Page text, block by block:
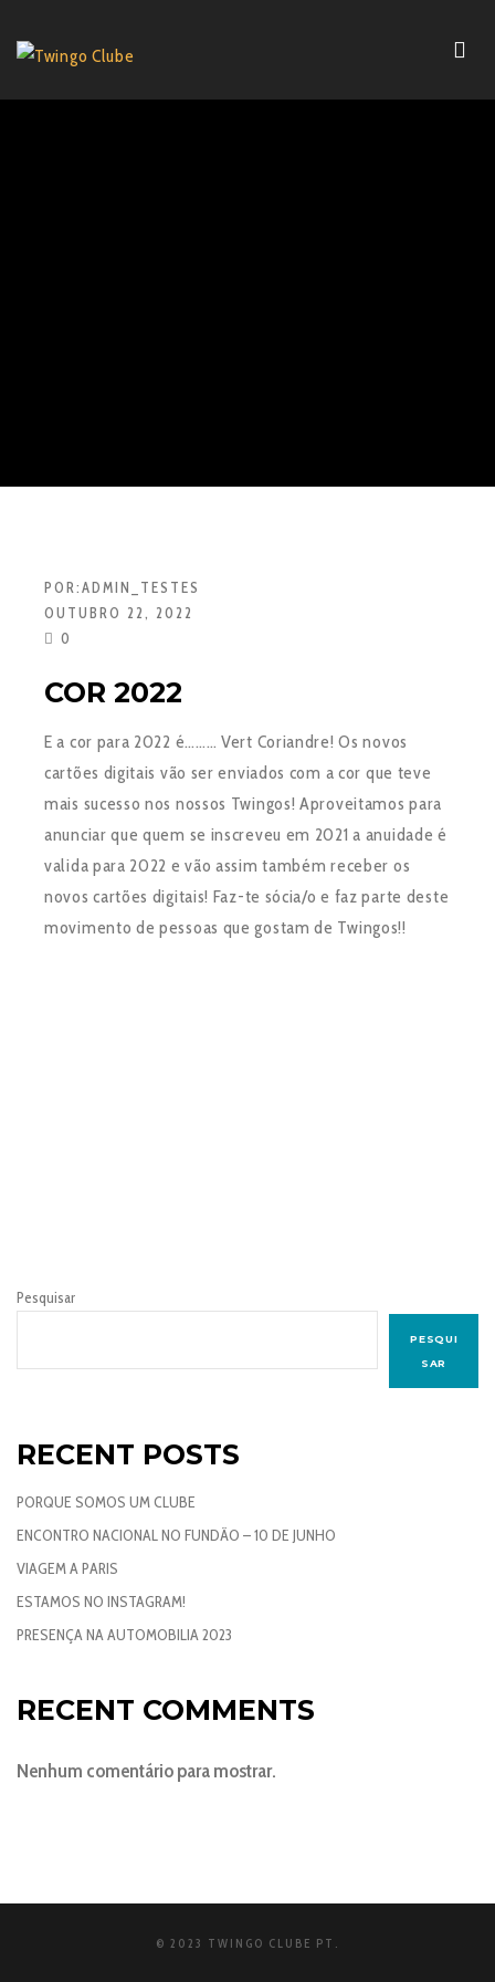
POR:ADMIN_TESTES
OUTUBRO 22, 2022
0
COR 2022
E a cor para 2022 é……… Vert Coriandre! Os novos
cartões digitais vão ser enviados com a cor que teve
mais sucesso nos nossos Twingos! Aproveitamos para
anunciar que quem se inscreveu em 2021 a anuidade é
valida para 2022 e vão assim também receber os
novos cartões digitais! Faz-te sócia/o e faz parte deste
movimento de pessoas que gostam de Twingos!!
Pesquisar
PESQUI
SAR
RECENT POSTS
PORQUE SOMOS UM CLUBE
ENCONTRO NACIONAL NO FUNDÃO – 10 DE JUNHO
VIAGEM A PARIS
ESTAMOS NO INSTAGRAM!
PRESENÇA NA AUTOMOBILIA 2023
RECENT COMMENTS
Nenhum comentário para mostrar.
© 2023 TWINGO CLUBE PT.